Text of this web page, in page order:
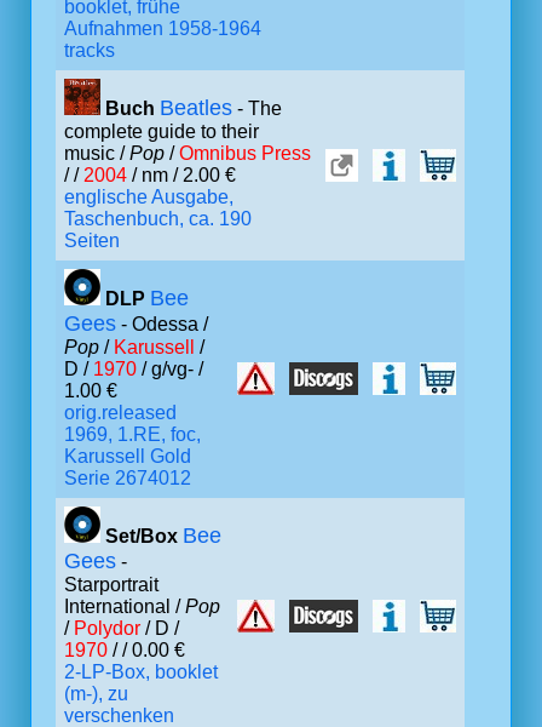
booklet, frühe
Aufnahmen 1958-1964
tracks
Buch Beatles - The
complete guide to their
music /Pop /Omnibus Press
/ / 2004 / nm / 2.00 €
englische Ausgabe,
Taschenbuch, ca. 190
Seiten
DLP Bee
Gees - Odessa /
Pop / Karussell
/
D / 1970 / g/vg- /
1.00 €
orig.released
1969, 1.RE, foc,
Karussell Gold
Serie 2674012
Set/Box Bee
Gees -
Starportrait
International /Pop
/ Polydor / D /
1970 / / 0.00 €
2-LP-Box, booklet
(m-), zu
verschenken